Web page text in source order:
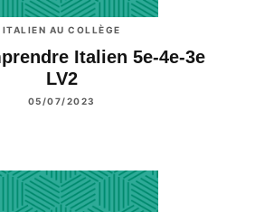
ITALIEN AU COLLÈGE
Italien 5e-4e-3e
LV2
05/07/2023